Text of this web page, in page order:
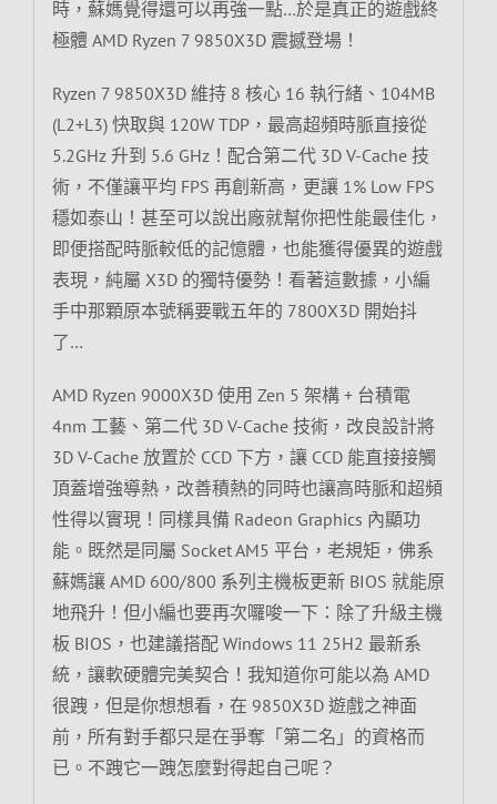
時，蘇媽覺得還可以再強一點…於是真正的遊戲終
極體 AMD Ryzen 7 9850X3D 震撼登場！
Ryzen 7 9850X3D 維持 8 核心 16 執行緒、104MB
(L2+L3) 快取與 120W TDP，最高超頻時脈直接從
5.2GHz 升到 5.6 GHz！配合第二代 3D V-Cache 技
術，不僅讓平均 FPS 再創新高，更讓 1% Low FPS
穩如泰山！甚至可以說出廠就幫你把性能最佳化，
即便搭配時脈較低的記憶體，也能獲得優異的遊戲
表現，純屬 X3D 的獨特優勢！看著這數據，小編
手中那顆原本號稱要戰五年的 7800X3D 開始抖
了…
AMD Ryzen 9000X3D 使用 Zen 5 架構 + 台積電
4nm 工藝、第二代 3D V-Cache 技術，改良設計將
3D V-Cache 放置於 CCD 下方，讓 CCD 能直接接觸
頂蓋增強導熱，改善積熱的同時也讓高時脈和超頻
性得以實現！同樣具備 Radeon Graphics 內顯功
能。既然是同屬 Socket AM5 平台，老規矩，佛系
蘇媽讓 AMD 600/800 系列主機板更新 BIOS 就能原
地飛升！但小編也要再次囉唆一下：除了升級主機
板 BIOS，也建議搭配 Windows 11 25H2 最新系
統，讓軟硬體完美契合！我知道你可能以為 AMD
很跩，但是你想想看，在 9850X3D 遊戲之神面
前，所有對手都只是在爭奪「第二名」的資格而
已。不跩它一跩怎麼對得起自己呢？